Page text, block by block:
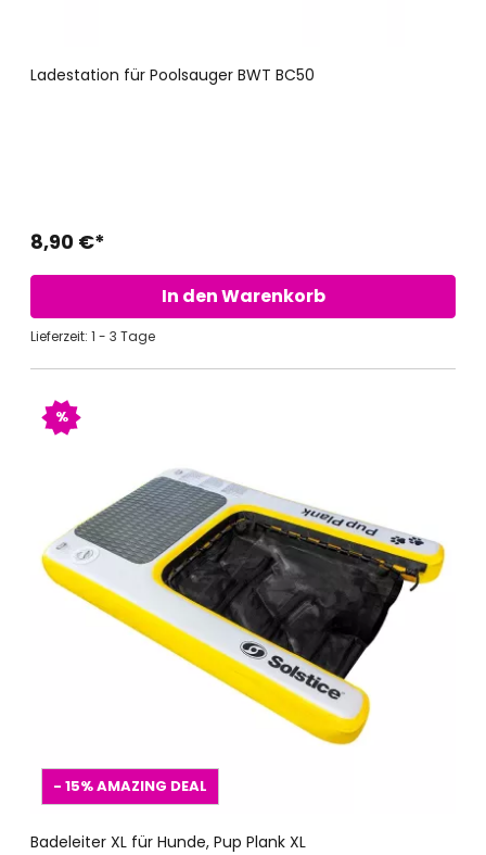
Ladestation für Poolsauger BWT BC50
8,90 €*
In den Warenkorb
Lieferzeit: 1 - 3 Tage
%
- 15%AMAZING DEAL
Badeleiter XL für Hunde, Pup Plank XL